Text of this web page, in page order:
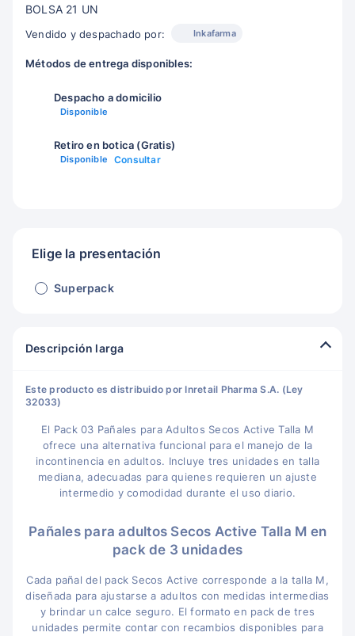
BOLSA 21 UN
Vendido y despachado por: Inkafarma
Métodos de entrega disponibles:
Despacho a domicilio
Disponible
Retiro en botica (Gratis)
Disponible Consultar
Elige la presentación
Superpack
Descripción larga
Este producto es distribuido por Inretail Pharma S.A. (Ley
32033)
El Pack 03 Pañales para Adultos Secos Active Talla M
ofrece una alternativa funcional para el manejo de la
incontinencia en adultos. Incluye tres unidades en talla
mediana, adecuadas para quienes requieren un ajuste
intermedio y comodidad durante el uso diario.
Pañales para adultos Secos Active Talla M en
pack de 3 unidades
Cada pañal del pack Secos Active corresponde a la talla M,
diseñada para ajustarse a adultos con medidas intermedias
y brindar un calce seguro. El formato en pack de tres
unidades permite contar con recambios disponibles para